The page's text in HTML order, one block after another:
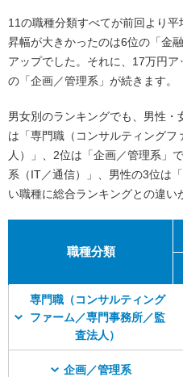
11の職種分類すべてが前回より
昇幅が大きかったのは6位の「金
アップでした。それに、17万円
の「企画／管理系」が続きます。
男女別のランキングでも、男性
は「専門職（コンサルティング
人）」、2位は「企画／管理系」
系（IT／通信）」、男性の3位は
い職種に総合ランキングとの違い
職種分類
専門職（コンサルティング
ファーム／専門事務所／監
査法人）
企画／管理系